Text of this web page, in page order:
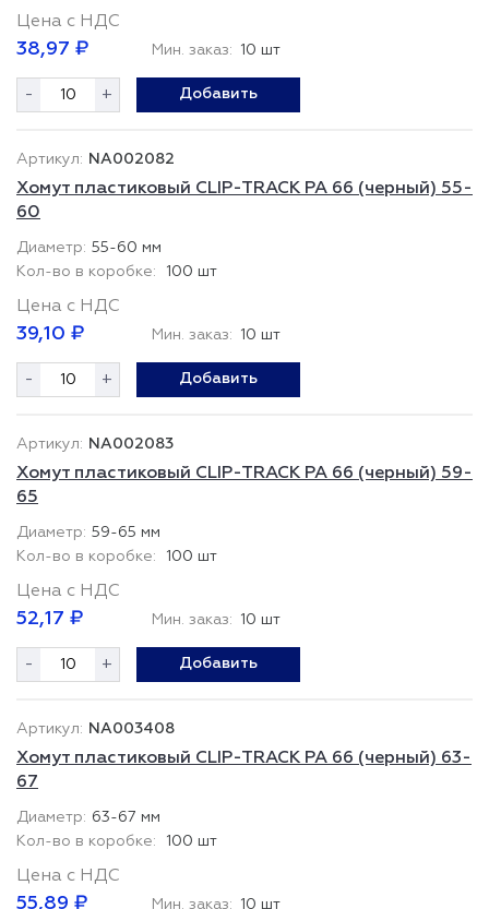
Цена с НДС
38,97 ₽ Мин. заказ: 10 шт
- + Добавить
NA002082
Хомут пластиковый CLIP-TRACK PA 66 (черный) 55-
60
55-60 мм
100 шт
Цена с НДС
39,10 ₽ Мин. заказ: 10 шт
- + Добавить
NA002083
Хомут пластиковый CLIP-TRACK PA 66 (черный) 59-
65
59-65 мм
100 шт
Цена с НДС
52,17 ₽ Мин. заказ: 10 шт
- + Добавить
NA003408
Хомут пластиковый CLIP-TRACK PA 66 (черный) 63-
67
63-67 мм
100 шт
Цена с НДС
55,89 ₽ Мин. заказ: 10 шт